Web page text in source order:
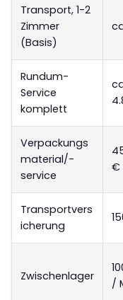
Transport, 1-2
Zimmer
(Basis)
Rundum-
Service
komplett
Verpackungs
material/-
service
€
Transportvers
icherung
Zwischenlager
/